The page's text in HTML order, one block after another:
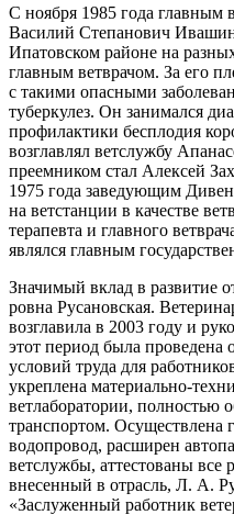
С ноября 1985 года главным
Василий Степанович
Ипатовском районе на
главным ветврачом. За его
с такими опасными
туберкулез. Он занимался
профилактики бесплодия
возглавлял ветслужбу
преемником стал Алексей
1975 года заведующим
на ветстанции в качестве
терапевта и главного
являлся главным
Значимый вклад в развитие
ровна Русановская.
возглавила в 2003 году и
этот период была
условий труда для
укреплена материально-­
ветлаборатории, пол­ностью
транспортом. Осуществлена
водопровод, расширен
ветслужбы, аттестованы все
внесенный в отрасль, Л. А.
«Заслуженный работник